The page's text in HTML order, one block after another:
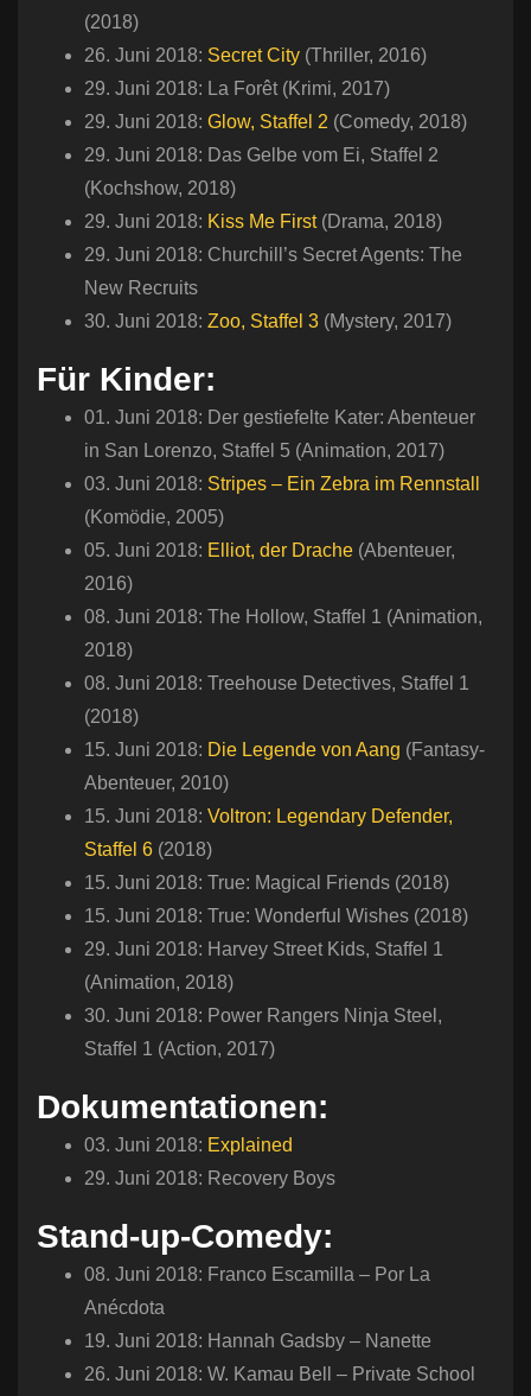
(2018)
26. Juni 2018: Secret City (Thriller, 2016)
29. Juni 2018: La Forêt (Krimi, 2017)
29. Juni 2018: Glow, Staffel 2 (Comedy, 2018)
29. Juni 2018: Das Gelbe vom Ei, Staffel 2
(Kochshow, 2018)
29. Juni 2018: Kiss Me First(Drama, 2018)
29. Juni 2018: Churchill’s Secret Agents: The
New Recruits
30. Juni 2018: Zoo, Staffel 3 (Mystery, 2017)
Für Kinder:
01. Juni 2018: Der gestiefelte Kater: Abenteuer
in San Lorenzo, Staffel 5 (Animation, 2017)
03. Juni 2018: Stripes – Ein Zebra im Rennstall
(Komödie, 2005)
05. Juni 2018: Elliot, der Drache (Abenteuer,
2016)
08. Juni 2018: The Hollow, Staffel 1 (Animation,
2018)
08. Juni 2018: Treehouse Detectives, Staffel 1
(2018)
15. Juni 2018: Die Legende von Aang (Fantasy-
Abenteuer, 2010)
15. Juni 2018: Voltron: Legendary Defender,
Staffel 6 (2018)
15. Juni 2018: True: Magical Friends (2018)
15. Juni 2018: True: Wonderful Wishes (2018)
29. Juni 2018: Harvey Street Kids, Staffel 1
(Animation, 2018)
30. Juni 2018: Power Rangers Ninja Steel,
Staffel 1 (Action, 2017)
Dokumentationen:
03. Juni 2018: Explained
29. Juni 2018: Recovery Boys
Stand-up-Comedy:
08. Juni 2018: Franco Escamilla – Por La
Anécdota
19. Juni 2018: Hannah Gadsby – Nanette
26. Juni 2018: W. Kamau Bell – Private School